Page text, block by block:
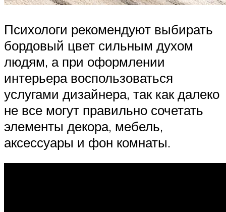
Психологи рекомендуют выбирать
бордовый цвет сильным духом
людям, а при оформлении
интерьера воспользоваться
услугами дизайнера, так как далеко
не все могут правильно сочетать
элементы декора, мебель,
аксессуары и фон комнаты.